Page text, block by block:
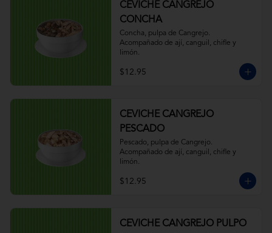
CEVICHE CANGREJO
CONCHA
Concha, pulpa de Cangrejo.
Acompañado de ají, canguil, chifle y
limón.
$12.95
CEVICHE CANGREJO
PESCADO
Pescado, pulpa de Cangrejo.
Acompañado de ají, canguil, chifle y
limón.
$12.95
CEVICHE CANGREJO PULPO